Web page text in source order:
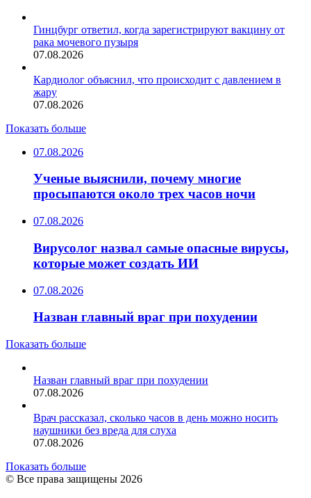
Гинцбург ответил, когда зарегистрируют вакцину от
рака мочевого пузыря
07.08.2026
Кардиолог объяснил, что происходит с давлением в
жару
07.08.2026
Показать больше
07.08.2026
Ученые выяснили, почему многие
просыпаются около трех часов ночи
07.08.2026
Вирусолог назвал самые опасные вирусы,
которые может создать ИИ
07.08.2026
Назван главный враг при похудении
Показать больше
Назван главный враг при похудении
07.08.2026
Врач рассказал, сколько часов в день можно носить
наушники без вреда для слуха
07.08.2026
Показать больше
© Все права защищены 2026